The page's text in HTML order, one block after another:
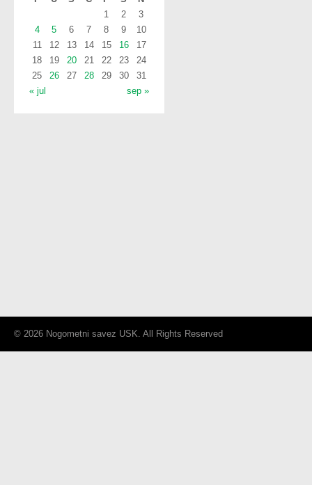
« jul sep »
1 2
3
4
5 6 7 8 9
10
11
12 13 14 15 16
17
18
19 20 21 22 23
24
25
26 27 28 29 30 31
© 2026 Nogometni savez USK. All Rights Reserved